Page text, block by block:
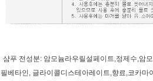
샴푸 전성분: 암모늄라우릴설페이트,정제수,암
필베타인, 글라이콜디스테아레이트,향료,코카마